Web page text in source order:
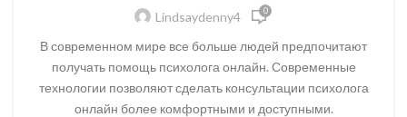
Lindsaydenny4 0
В современном мире все больше людей предпочитают
получать помощь психолога онлайн. Современные
технологии позволяют сделать консультации психолога
онлайн более комфортными и доступными.